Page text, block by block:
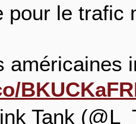
pour le trafic
Tank